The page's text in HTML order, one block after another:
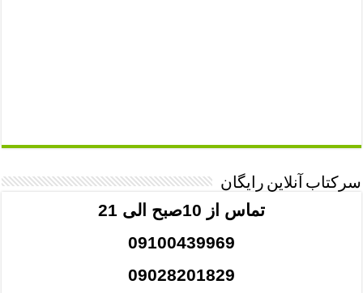
سرکتاب آنلاین رایگان
تماس از 10صبح الی 21
09100439969
09028201829